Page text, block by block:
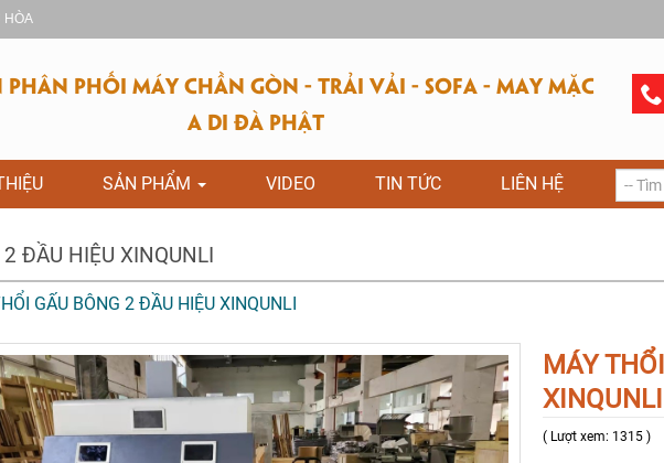
HÒA
PHÂN PHỐI MÁY CHẦN GÒN - TRẢI VẢI - SOFA - MAY MẶC
A DI ĐÀ PHẬT
SẢN PHẨM VIDEO TIN TỨC LIÊN HỆ
ĐẦU HIỆU XINQUNLI
GẤU BÔNG 2 ĐẦU HIỆU XINQUNLI
MÁY
XINQUNLI
( Lượt xem: 1315 )